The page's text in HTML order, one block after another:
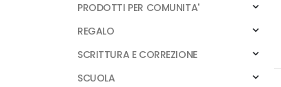
PRODOTTI PER COMUNITA'
REGALO
SCRITTURA E CORREZIONE
SCUOLA